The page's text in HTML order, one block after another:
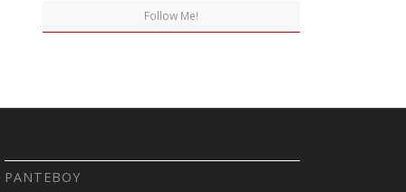
Follow Me!
ΡΑΝΤΕΒΟΎ